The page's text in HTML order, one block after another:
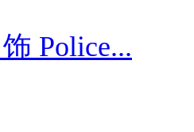
Police...